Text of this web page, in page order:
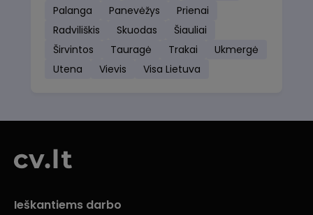
Palanga
Panevėžys
Prienai
Radviliškis
Skuodas
Šiauliai
Širvintos
Tauragė Trakai
Ukmergė
Utena
Vievis Visa Lietuva
Ieškantiems darbo